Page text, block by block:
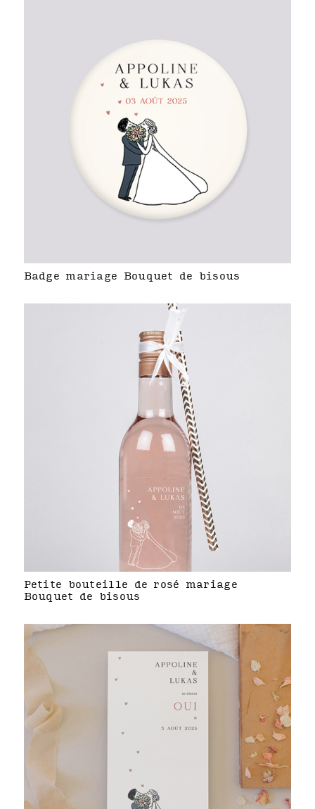
Badge mariage Bouquet de bisous
Petite bouteille de rosé mariage
Bouquet de bisous